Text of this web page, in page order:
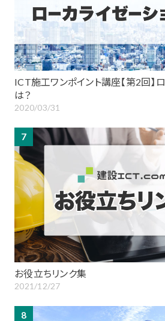
ICT施工ワンポイント講座【第2回】
は？
2020/03/31
7
お役立ちリンク集
2021/12/27
8